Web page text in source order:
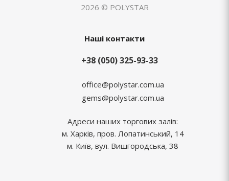
2026 © POLYSTAR
Наші контакти
+38 (050) 325-93-33
office@polystar.com.ua
gems@polystar.com.ua
Адреси наших торгових залів:
м. Харків, пров. Лопатинський, 14
м. Київ, вул. Вишгородська, 38